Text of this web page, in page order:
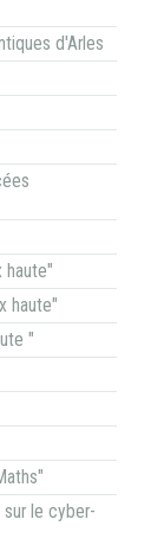
d'Arles
haute"
haute"
"
sur le cyber-